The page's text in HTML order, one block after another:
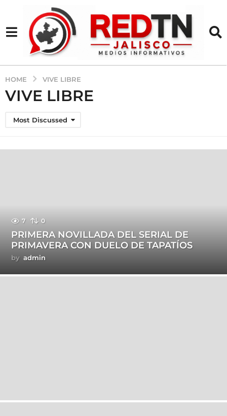
HOME VIVE LIBRE
VIVE LIBRE
Most Discussed
7 0
PRIMERA NOVILLADA DEL SERIAL DE
PRIMAVERA CON DUELO DE TAPATÍOS
by admin